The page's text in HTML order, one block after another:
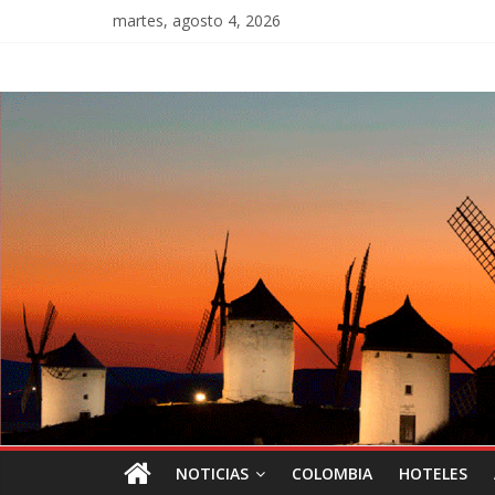
martes, agosto 4, 2026
NOTICIAS COLOMBIA HOTELES